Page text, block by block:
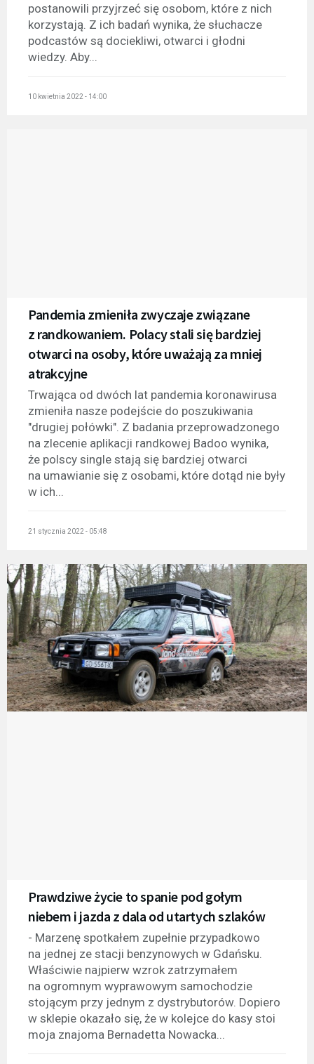
postanowili przyjrzeć się osobom, które z nich
korzystają. Z ich badań wynika, że słuchacze
podcastów są dociekliwi, otwarci i głodni
wiedzy. Aby...
10 kwietnia 2022 - 14:00
Pandemia zmieniła zwyczaje związane
z randkowaniem. Polacy stali się bardziej
otwarci na osoby, które uważają za mniej
atrakcyjne
Trwająca od dwóch lat pandemia koronawirusa
zmieniła nasze podejście do poszukiwania
"drugiej połówki". Z badania przeprowadzonego
na zlecenie aplikacji randkowej Badoo wynika,
że polscy single stają się bardziej otwarci
na umawianie się z osobami, które dotąd nie były
w ich...
21 stycznia 2022 - 05:48
Prawdziwe życie to spanie pod gołym
niebem i jazda z dala od utartych szlaków
- Marzenę spotkałem zupełnie przypadkowo
na jednej ze stacji benzynowych w Gdańsku.
Właściwie najpierw wzrok zatrzymałem
na ogromnym wyprawowym samochodzie
stojącym przy jednym z dystrybutorów. Dopiero
w sklepie okazało się, że w kolejce do kasy stoi
moja znajoma Bernadetta Nowacka...